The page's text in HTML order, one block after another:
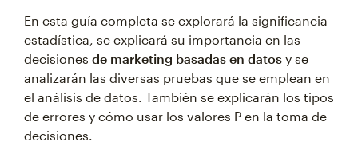
En esta guía completa se explorará la significancia
estadística, se explicará su importancia en las
decisiones de marketing basadas en datos y se
analizarán las diversas pruebas que se emplean en
el análisis de datos. También se explicarán los tipos
de errores y cómo usar los valores P en la toma de
decisiones.